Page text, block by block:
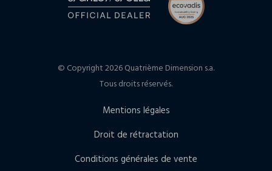
© Copyright 2026 Quatrième Dimension s.a.
Tous droits réservés.
Mentions légales
Droit de rétractation
Conditions générales de vente